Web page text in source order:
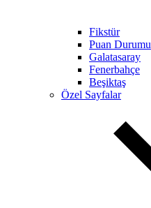
Fikstür
Puan Durumu
Galatasaray
Fenerbahçe
Beşiktaş
Özel Sayfalar